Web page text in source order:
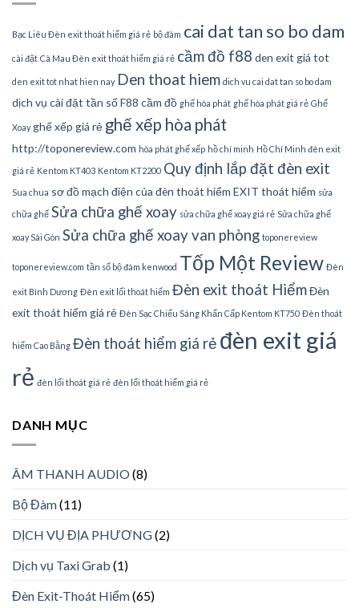
Bạc Liêu Đèn exit thoát hiểm giá rẻ bộ đàm cai dat tan so bo dam
cài đặt Cà Mau Đèn exit thoát hiểm giá rẻ cầm đồ f88 den exit giá tot
den exit tot nhat hien nay Den thoat hiem dich vu cai dat tan so bo dam
dịch vụ cài đặt tần sốF88 cầm đồ ghế hòa phát ghế hòa phát giá rẻ Ghế
Xoay ghế xếp giá rẻ ghế xếp hòa phát
http://toponereview.com hòa phát ghế xếp hồ chí minh Hồ Chí Minh đèn exit
giá rẻ Kentom KT403 Kentom KT2200 Quy định lắp đặt đèn exit
Sua chua sơ đồ mạch điện của đèn thoát hiểm EXIT thoát hiểm sửa
chữa ghế Sửa chữa ghế xoay sửa chữa ghế xoay giá rẻ Sửa chữa ghế
xoay Sài Gòn Sửa chữa ghế xoay van phòng toponereview
toponereview.com tần số bộ đàm kenwood Tốp Một Review Đèn
exit Bình Dương Đèn exit lối thoát hiểm Đèn exit thoát HiểmĐèn
exit thoát hiểm giá rẻ Đèn Sạc Chiếu Sáng Khẩn Cấp Kentom KT750 Đèn thoát
hiểm Cao Bằng Đèn thoát hiểm giá rẻ đèn exit giá
rẻ đèn lối thoát giá rẻ đèn lối thoát hiểm giá rẻ
DANH MỤC
ÂM THANH AUDIO(8)
Bộ Đàm(11)
DỊCH VỤ ĐỊA PHƯƠNG(2)
Dịch vụ Taxi Grab (1)
Đèn Exit-Thoát Hiểm(65)